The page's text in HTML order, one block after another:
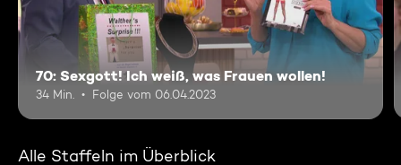
70: Sexgott! Ich weiß, was Frauen wollen!
34 Min. Folge vom 06.04.2023
Alle Staffeln im Überblick